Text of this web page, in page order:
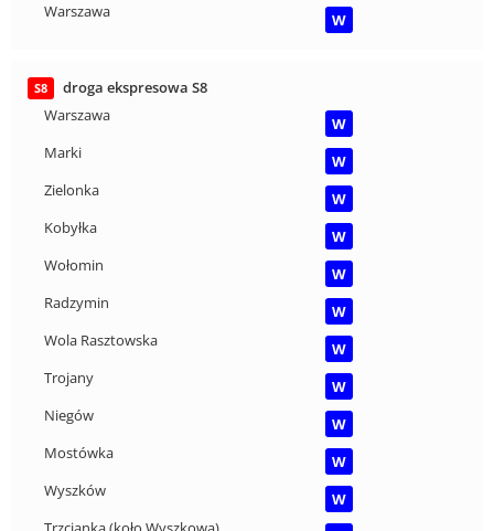
Warszawa
W
S8
droga ekspresowa S8
Warszawa
W
Marki
W
Zielonka
W
Kobyłka
W
Wołomin
W
Radzymin
W
Wola Rasztowska
W
Trojany
W
Niegów
W
Mostówka
W
Wyszków
W